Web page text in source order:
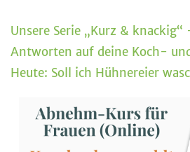
Unsere Serie „Kurz &
Antworten auf deine Koch-
Heute: Soll ich Hühnereier